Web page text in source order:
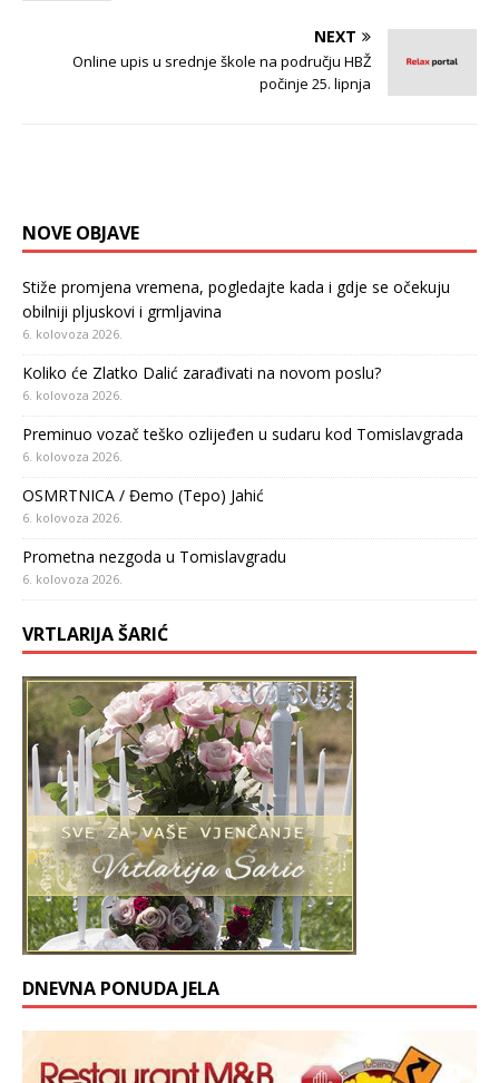
NEXT
Online upis u srednje škole na području HBŽ
počinje 25. lipnja
NOVE OBJAVE
Stiže promjena vremena, pogledajte kada i gdje se očekuju
obilniji pljuskovi i grmljavina
6. kolovoza 2026.
Koliko će Zlatko Dalić zarađivati na novom poslu?
6. kolovoza 2026.
Preminuo vozač teško ozlijeđen u sudaru kod Tomislavgrada
6. kolovoza 2026.
OSMRTNICA / Đemo (Tepo) Jahić
6. kolovoza 2026.
Prometna nezgoda u Tomislavgradu
6. kolovoza 2026.
VRTLARIJA ŠARIĆ
DNEVNA PONUDA JELA